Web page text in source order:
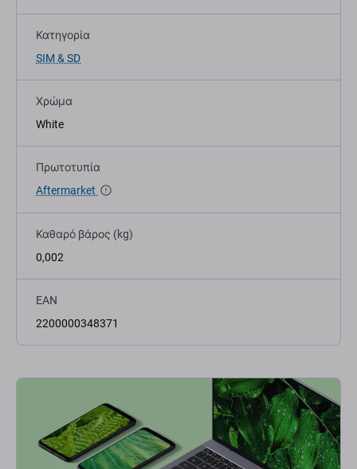
Κατηγορία
SIM & SD
Χρώμα
White
Πρωτοτυπία
Aftermarket
Καθαρό βάρος (kg)
0,002
EAN
2200000348371